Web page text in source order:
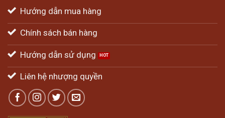
Hướng dẫn mua hàng
Chính sách bán hàng
Hướng dẫn sử dụng
Liên hệ nhượng quyền